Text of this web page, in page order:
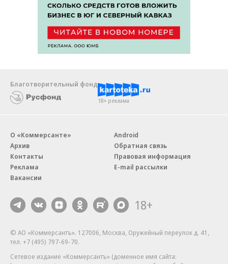
Благотворительный фонд
18+ реклама
О «Коммерсанте»
Архив
Контакты
Реклама
Вакансии
Android
Обратная связь
Правовая информация
E-mail рассылки
18+
© АО «Коммерсантъ». 127006, Москва, Оружейный переулок д. 41,
тел. +7 (495) 797-69-70.
Сетевое издание «Коммерсантъ» (доменное имя сайта: